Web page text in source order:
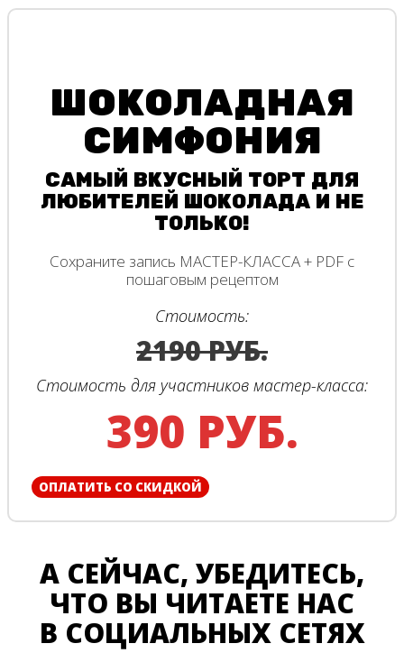
ШОКОЛАДНАЯ
СИМФОНИЯ
САМЫЙ ВКУСНЫЙ ТОРТ ДЛЯ
ЛЮБИТЕЛЕЙ ШОКОЛАДА И НЕ
ТОЛЬКО!
Сохраните запись МАСТЕР-КЛАССА + PDF с
пошаговым рецептом
Стоимость:
2190 РУБ.
Стоимость для участников мастер-класса:
390 РУБ.
ОПЛАТИТЬ СО СКИДКОЙ
А СЕЙЧАС, УБЕДИТЕСЬ,
ЧТО ВЫ ЧИТАЕТЕ НАС
В СОЦИАЛЬНЫХ СЕТЯХ